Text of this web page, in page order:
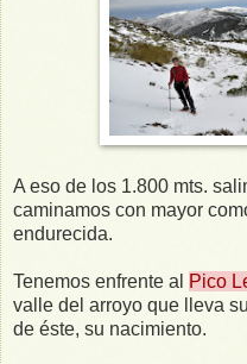
A eso de los 1.800 mts.
caminamos con mayor
endurecida.
Tenemos enfrente al Pico
valle del arroyo que lleva
de éste, su nacimiento.